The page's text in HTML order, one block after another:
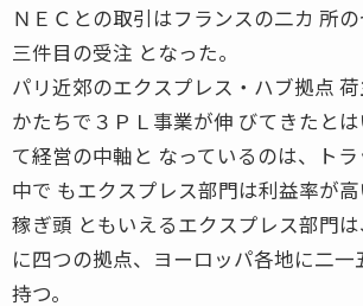
ＮＥＣとの取引はフランスの二カ 所の
三件目の受注 となった。
パリ近郊のエクスプレス・ハブ拠点
かたちで３ＰＬ事業が伸 びてきたと
て経営の中軸と なっているのは、トラ
中で もエクスプレス部門は利益率が高
稼ぎ頭 ともいえるエクスプレス部門
に四つの拠点、ヨーロッパ各地に二一
持つ。